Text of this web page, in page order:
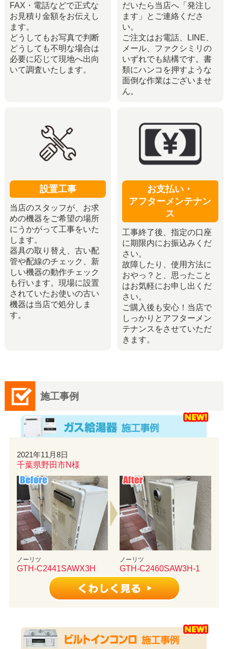
FAX・電話などで正式な
お見積り金額をお伝えし
ます。
どうしてもお写真で判断
どうしても不明な場合は
必要に応じて現地へ出向
いて調査いたします。
だいたら当店へ「発注し
ます」とご連絡くださ
い。
ご注文はお電話、LINE、
メール、ファクシミリの
いずれでも結構です。書
類にハンコを押すような
面倒な作業はございませ
ん。
設置工事
当店のスタッフが、お求
めの機器をご希望の場所
にうかがって工事をいた
します。
器具の取り替え、古い配
管や配線のチェック、新
しい機器の動作チェック
も行います。現場に設置
されていたお使いの古い
機器は当店で処分しま
す。
お支払い・
アフターメンテナン
ス
工事終了後、指定の口座
に期限内にお振込みくだ
さい。
故障したり、使用方法に
おやっ？と、思ったこと
はお気軽にお申し出くだ
さい。
ご購入後も安心！当店で
しっかりとアフターメン
テナンスをさせていただ
きます。
施工事例
2021年11月8日
千葉県野田市N様
ノーリツ
GTH-C2441SAWX3H
ノーリツ
GTH-C2460SAW3H-1